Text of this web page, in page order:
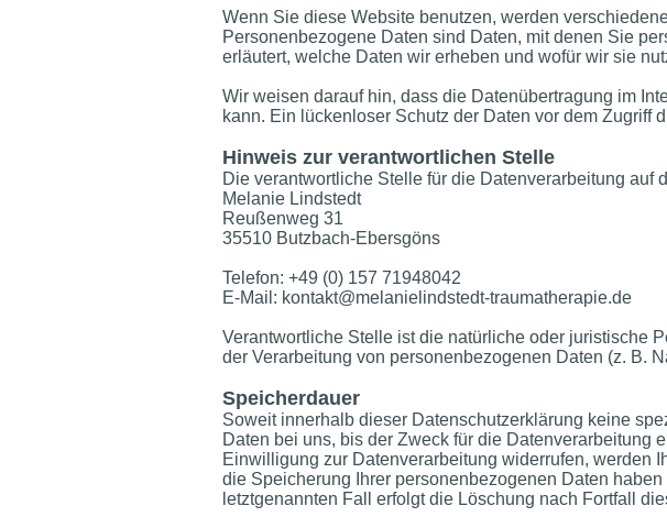
Wenn Sie diese Website benutzen, werden
Personenbezogene Daten sind Daten, mit denen Sie
erläutert, welche Daten wir erheben und wofür wir sie
Wir weisen darauf hin, dass die Datenübertragung im
kann. Ein lückenloser Schutz der Daten vor dem Zugriff
Hinweis zur verantwortlichen Stelle
Die verantwortliche Stelle für die Datenverarbeitung auf
Melanie Lindstedt
Reußenweg 31
35510 Butzbach-Ebersgöns
Telefon: +49 (0) 157 71948042
E-Mail: kontakt@melanielindstedt-traumatherapie.de
Verantwortliche Stelle ist die natürliche oder juristische
der Verarbeitung von personenbezogenen Daten (z. B.
Speicherdauer
Soweit innerhalb dieser Datenschutzerklärung keine
Daten bei uns, bis der Zweck für die Datenverarbeitung
Einwilligung zur Datenverarbeitung widerrufen, werden
die Speicherung Ihrer personenbezogenen Daten
letztgenannten Fall erfolgt die Löschung nach Fortfall